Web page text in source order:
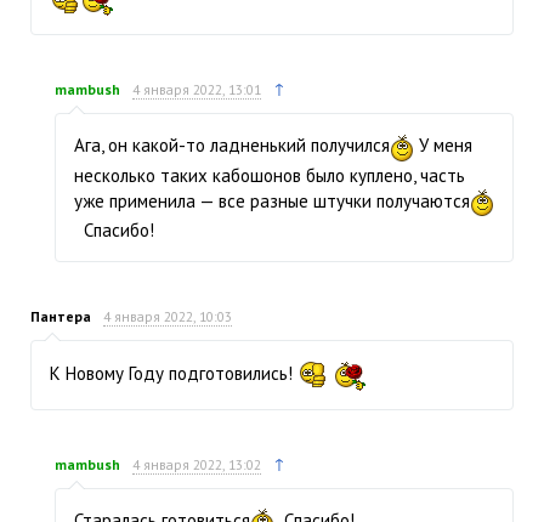
mambush 4 января 2022, 13:01 ↑
Ага, он какой-то ладненький получился
У меня
несколько таких кабошонов было куплено, часть
уже применила — все разные штучки получаются
Спасибо!
Пантера 4 января 2022, 10:03
К Новому Году подготовились!
mambush 4 января 2022, 13:02 ↑